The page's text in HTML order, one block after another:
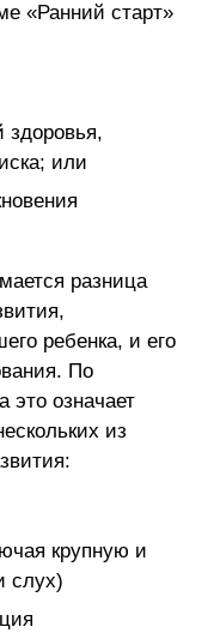
«Ранний старт»
здоровья,
или
разница
ребенка, и его
По
это означает
из
крупную и
слух)